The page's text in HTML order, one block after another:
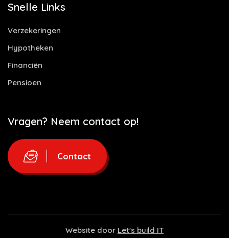
Snelle Links
Verzekeringen
Hypotheken
Financiën
Pensioen
Vragen? Neem contact op!
Contact
Website door Let's build IT